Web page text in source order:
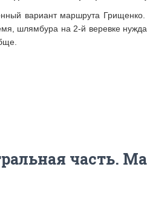
вариант маршрута
шлямбура на 2-й веревке
часть.